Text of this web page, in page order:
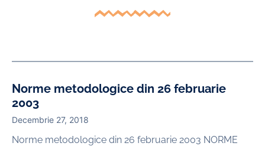
Norme metodologice din 26 februarie
2003
Decembrie 27, 2018
Norme metodologice din 26 februarie 2003 NORME